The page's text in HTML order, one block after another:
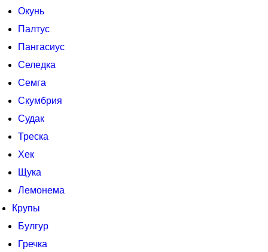
Окунь
Палтус
Пангасиус
Селедка
Семга
Скумбрия
Судак
Треска
Хек
Щука
Лемонема
Крупы
Булгур
Гречка